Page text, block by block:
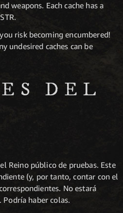
weapons. Each cache has a
risk becoming encumbered!
undesired caches can be
DEL
Reino público de pruebas. Este
(y, por tanto, contar con el
No estará
haber colas.